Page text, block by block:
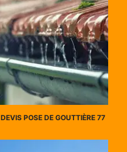
DEVIS POSE DE GOUTTIÈRE 77